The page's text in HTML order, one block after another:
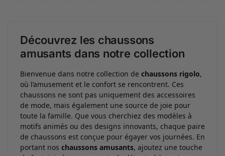
Découvrez les chaussons
amusants dans notre collection
Bienvenue dans notre collection de chaussons rigolo,
où l’amusement et le confort se rencontrent. Ces
chaussons ne sont pas uniquement des accessoires
de mode, mais également une source de joie pour
toute la famille. Que vous cherchiez des modèles à
motifs animés ou des designs innovants, chaque paire
de chaussons est conçue pour égayer vos journées. En
portant nos chaussons amusants, ajoutez une touche